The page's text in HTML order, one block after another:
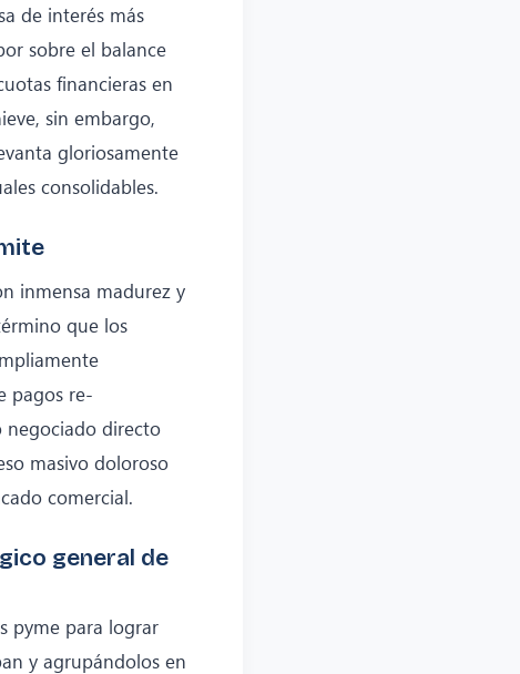
de interés más
sobre el balance
financieras en
sin embargo,
gloriosamente
consolidables.
inmensa madurez y
que los
pagos re-
negociado directo
masivo doloroso
comercial.
general de
pyme para lograr
y agrupándolos en